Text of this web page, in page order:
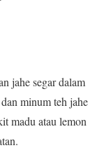
jahe segar dalam
minum teh jahe
madu atau lemon